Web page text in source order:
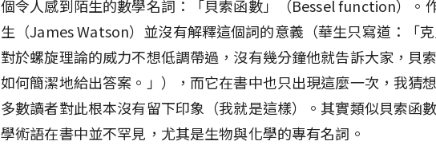
個令人感到陌生的數學名詞：「貝索函數」（Bessel function）。
生（James Watson）並沒有解釋這個詞的意義（華生只寫道：「
對於螺旋理論的威力不想低調帶過，沒有幾分鐘他就告訴大家，貝
如何簡潔地給出答案。」），而它在書中也只出現這麼一次，我猜
多數讀者對此根本沒有留下印象（我就是這樣）。其實類似貝索函
學術語在書中並不罕見，尤其是生物與化學的專有名詞。